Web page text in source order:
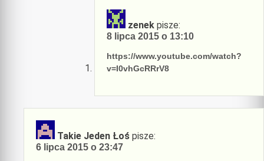
zenek pisze:
8 lipca 2015 o 13:10
https://www.youtube.com/watch?
v=I0vhGcRRrV8
Takie Jeden Łoś pisze:
6 lipca 2015 o 23:47